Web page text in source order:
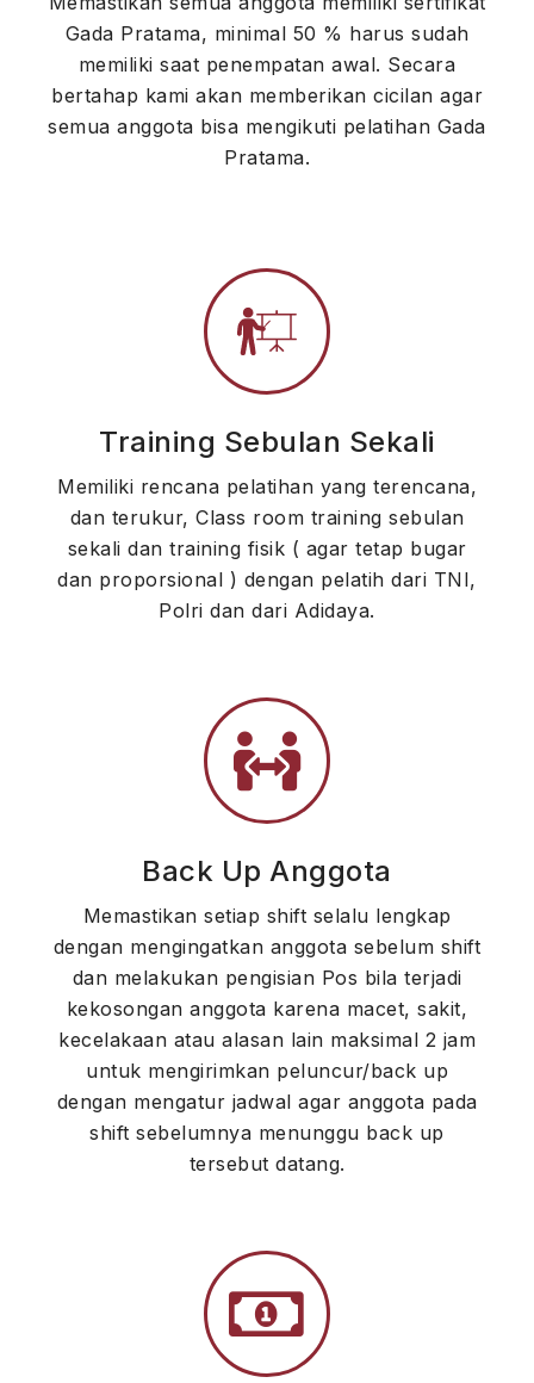
Gada Pratama, minimal 50 % harus sudah
memiliki saat penempatan awal. Secara
bertahap kami akan memberikan cicilan agar
semua anggota bisa mengikuti pelatihan Gada
Pratama.
Training Sebulan Sekali
Memiliki rencana pelatihan yang terencana,
dan terukur, Class room training sebulan
sekali dan training fisik ( agar tetap bugar
dan proporsional ) dengan pelatih dari TNI,
Polri dan dari Adidaya.
Back Up Anggota
Memastikan setiap shift selalu lengkap
dengan mengingatkan anggota sebelum shift
dan melakukan pengisian Pos bila terjadi
kekosongan anggota karena macet, sakit,
kecelakaan atau alasan lain maksimal 2 jam
untuk mengirimkan peluncur/back up
dengan mengatur jadwal agar anggota pada
shift sebelumnya menunggu back up
tersebut datang.